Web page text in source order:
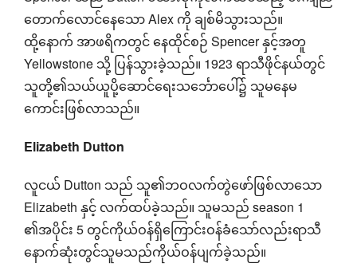
တောက်လောင်နေသော Alex ကို ချစ်မိသွားသည်။
ထို့နောက် အာဖရိကတွင် နေထိုင်စဉ် Spencer နှင့်အတူ
Yellowstone သို့ ပြန်သွားခဲ့သည်။ 1923 ရာသီဖိုင်နယ်တွင်
သူတို့၏သယ်ယူပို့ဆောင်ရေးသင်္ဘောပေါ်၌ သူမနေမ
ကောင်းဖြစ်လာသည်။
Elizabeth Dutton
လူငယ် Dutton သည် သူ၏ဘဝလက်တွဲဖော်ဖြစ်လာသော
Elizabeth နှင့် လက်ထပ်ခဲ့သည်။ သူမသည် season 1
၏အပိုင်း 5 တွင်ကိုယ်ဝန်ရှိကြောင်းဝန်ခံသော်လည်းရာသီ
နောက်ဆုံးတွင်သူမသည်ကိုယ်ဝန်ပျက်ခဲ့သည်။